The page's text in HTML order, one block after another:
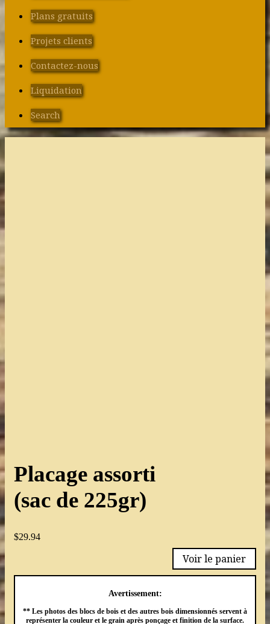
Plans gratuits
Projets clients
Contactez-nous
Liquidation
Search
Placage assorti
(sac de 225gr)
$29.94
Voir le panier
Avertissement:
** Les photos des blocs de bois et des autres bois dimensionnés servent à
représenter la couleur et le grain après ponçage et finition de la surface.